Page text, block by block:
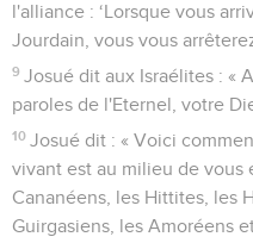
l'alliance : ‘Lorsque vous
Jourdain, vous vous
9 Josué dit aux Israélites : «
paroles de l'Eternel, votre
10 Josué dit : « Voici
vivant est au milieu de vous
Cananéens, les Hittites, les
Guirgasiens, les Amoréens